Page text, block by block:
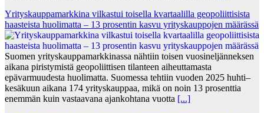
Yrityskauppamarkkina vilkastui toisella kvartaalilla geopoliittisista
haasteista huolimatta – 13 prosentin kasvu yrityskauppojen määrässä
Suomen yrityskauppamarkkinassa nähtiin toisen vuosineljänneksen
aikana piristymistä geopoliittisen tilanteen aiheuttamasta
epävarmuudesta huolimatta. Suomessa tehtiin vuoden 2025 huhti–
kesäkuun aikana 174 yrityskauppaa, mikä on noin 13 prosenttia
enemmän kuin vastaavana ajankohtana vuotta [...]